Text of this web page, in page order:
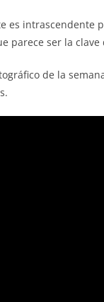
es intrascendente
parece ser la
de la